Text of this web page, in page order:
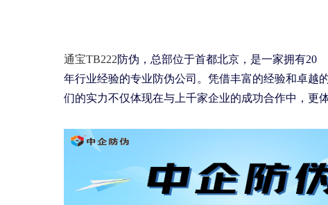
通宝TB222防伪，总部位于首都北京，是一家拥有20
年行业经验的专业防伪公司。凭借丰富的经验和卓越
们的实力不仅体现在与上千家企业的成功合作中，更